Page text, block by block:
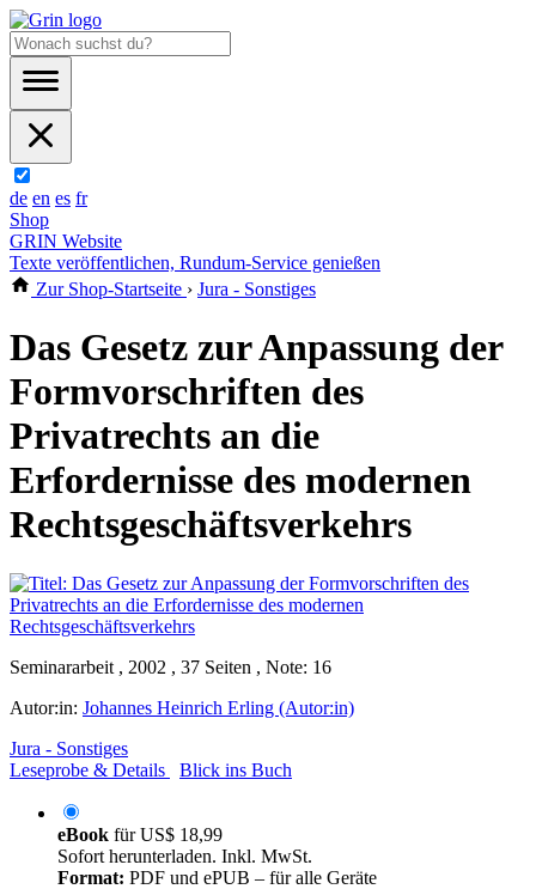
de en es fr
Shop
GRIN Website
Texte veröffentlichen, Rundum-Service genießen
Zur Shop-Startseite › Jura - Sonstiges
Das Gesetz zur Anpassung der
Formvorschriften des
Privatrechts an die
Erfordernisse des modernen
Rechtsgeschäftsverkehrs
Seminararbeit , 2002 , 37 Seiten , Note: 16
Autor:in: Johannes Heinrich Erling (Autor:in)
Jura - Sonstiges
Leseprobe & Details
Blick ins Buch
eBook fürUS$ 18,99
Sofort herunterladen. Inkl. MwSt.
Format: PDF und ePUB – für alle Geräte